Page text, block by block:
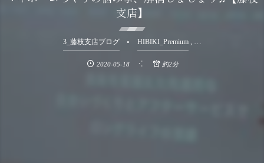
支店】
3_藤枝支店ブログ HIBIKI_Premium, …
2020-05-18 約2分